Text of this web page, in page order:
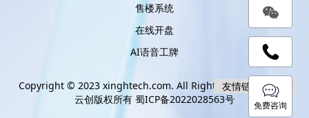
售楼系统
在线开盘
AI语音工牌
Copyright © 2023 xinghtech.com. All Rights Reserved. 新辉
云创版权所有 蜀ICP备2022028563号 免费咨询